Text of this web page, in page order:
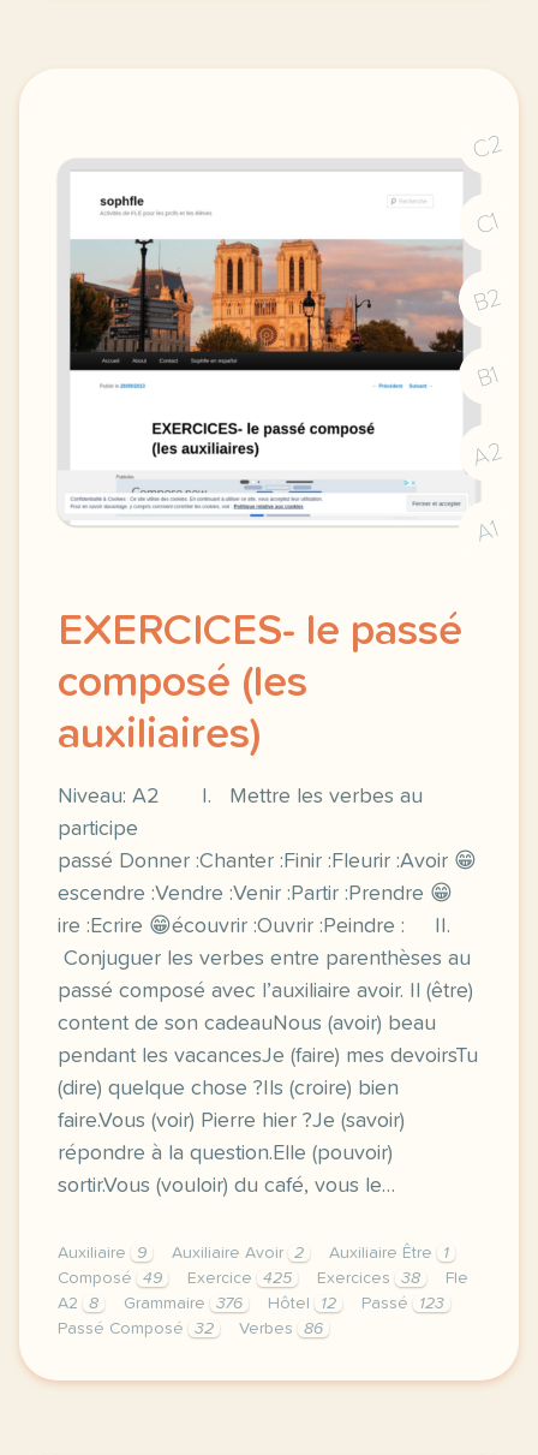
C2
C1
B2
B1
A2
A1
EXERCICES- le passé
composé (les
auxiliaires)
Niveau: A2 I. Mettre les verbes au
participe
passé Donner :Chanter :Finir :Fleurir :Avoir 😁
escendre :Vendre :Venir :Partir :Prendre 😁
ire :Ecrire 😁écouvrir :Ouvrir :Peindre : II.
Conjuguer les verbes entre parenthèses au
passé composé avec l’auxiliaire avoir. Il (être)
content de son cadeauNous (avoir) beau
pendant les vacancesJe (faire) mes devoirsTu
(dire) quelque chose ?Ils (croire) bien
faire.Vous (voir) Pierre hier ?Je (savoir)
répondre à la question.Elle (pouvoir)
sortir.Vous (vouloir) du café, vous le…
Auxiliaire 9 Auxiliaire Avoir 2 Auxiliaire Être
1
Composé
49 Exercice 425 Exercices 38
Fle
A2
8 Grammaire 376 Hôtel 12 Passé
123
Passé Composé
32 Verbes 86
niveau a2 i mettre les verbes au participe passe